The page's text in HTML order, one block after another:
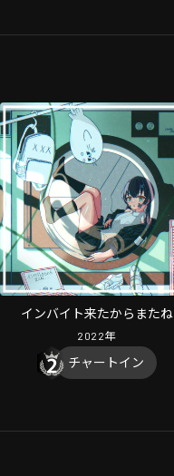
インバイト来たからまたね
2022年
チャートイン